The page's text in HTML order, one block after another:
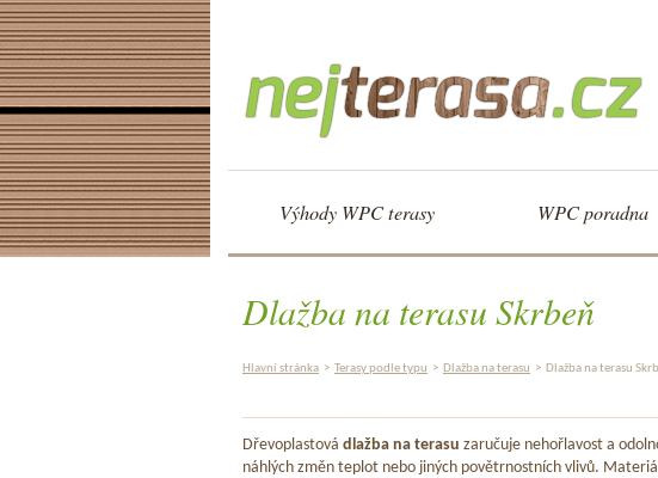
Výhody WPC terasy WPC poradna
Dlažba na terasu Skrbeň
Hlavní stránka > Terasy podle typu > Dlažba na terasu > Dlažba na terasu
Dřevoplastová dlažba na terasu zaručuje nehořlavost a
náhlých změn teplot nebo jiných povětrnostních vlivů. Materiál